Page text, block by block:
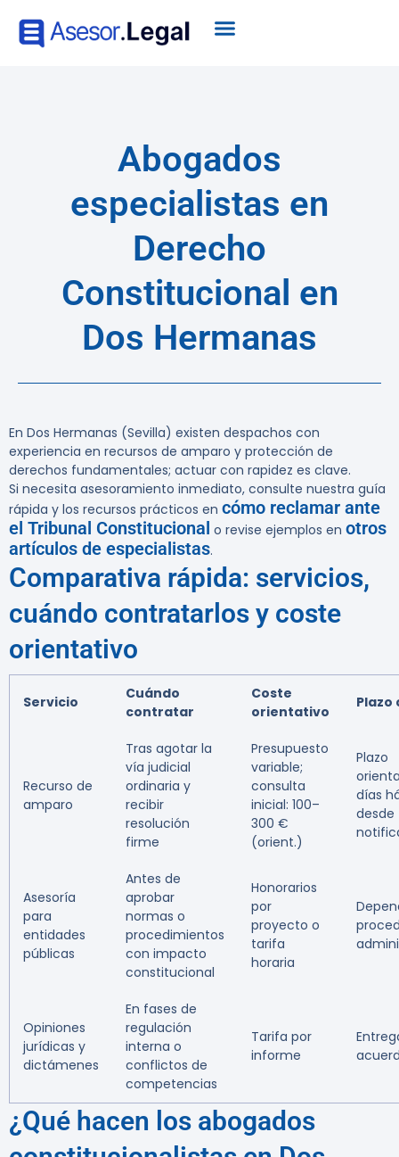
Abogados
especialistas en
Derecho
Constitucional en
Dos Hermanas
En Dos Hermanas (Sevilla) existen despachos con
experiencia en recursos de amparo y protección de
derechos fundamentales; actuar con rapidez es clave.
Si necesita asesoramiento inmediato, consulte nuestra guía
rápida y los recursos prácticos en cómo reclamar ante
el Tribunal Constitucional o revise ejemplos en otros
artículos de especialistas.
Comparativa rápida: servicios,
cuándo contratarlos y coste
orientativo
Servicio
Cuándo
contratar
Coste
orientativo
Plazo
Recurso de
amparo
Tras agotar la
vía judicial
ordinaria y
recibir
resolución
firme
Presupuesto
variable;
consulta
inicial: 100–
300 €
(orient.)
Plazo
días
desde
Asesoría
para
entidades
públicas
Antes de
aprobar
normas o
procedimientos
con impacto
constitucional
Honorarios
por
proyecto o
tarifa
horaria
Opiniones
jurídicas y
dictámenes
En fases de
regulación
interna o
conflictos de
competencias
Tarifa por
informe
¿Qué hacen los abogados